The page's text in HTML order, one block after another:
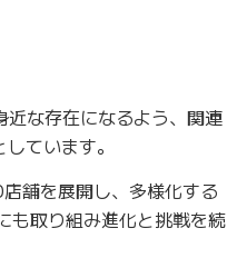
な存在になるよう、関連
ています。
舗を展開し、多様化する
も取り組み進化と挑戦を続